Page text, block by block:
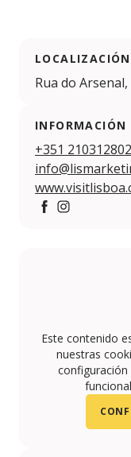
LOCALIZACIÓN
Rua do
INFORMACIÓN
+351 210312802
Este contenido
nuestras